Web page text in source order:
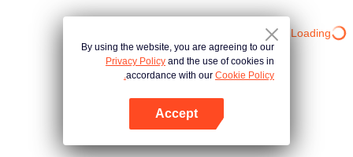
Loading…
By using the website, you are agreeing to our
Privacy Policy and the use of cookies in
accordance with our Cookie Policy.
Accept